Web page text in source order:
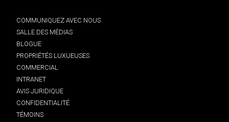
COMMUNIQUEZ AVEC NOUS
SALLE DES MÉDIAS
BLOGUE
PROPRIÉTÉS LUXUEUSES
COMMERCIAL
INTRANET
AVIS JURIDIQUE
CONFIDENTIALITÉ
TÉMOINS